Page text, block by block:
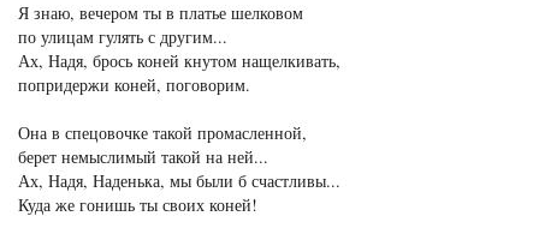
Я знаю, вечером ты в платье шелковом
по улицам гулять с другим...
Ах, Надя, брось коней кнутом нащелкивать,
попридержи коней, поговорим.
Она в спецовочке такой промасленной,
берет немыслимый такой на ней...
Ах, Надя, Наденька, мы были б счастливы...
Куда же гонишь ты своих коней!